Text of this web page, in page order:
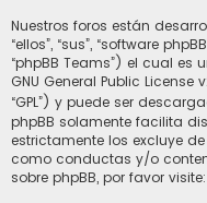
Nuestros foros están
“ellos”, “sus”, “software
“phpBB Teams”) el cual
GNU General Public License
“GPL”) y puede ser
phpBB solamente facilita
estrictamente los excluye
como conductas y/o
sobre phpBB, por favor visite: